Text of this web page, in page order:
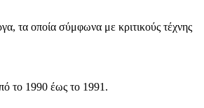
τα οποία σύμφωνα με κριτικούς τέχνης
το 1990 έως το 1991.